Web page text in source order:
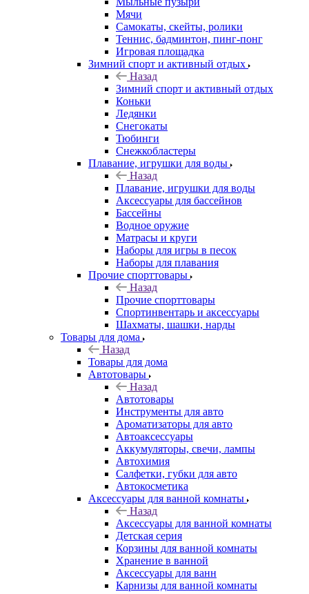
Мячи
Самокаты, скейты, ролики
Теннис, бадминтон, пинг-понг
Игровая площадка
Зимний спорт и активный отдых
Назад
Зимний спорт и активный отдых
Коньки
Ледянки
Снегокаты
Тюбинги
Снежкобластеры
Плавание, игрушки для воды
Назад
Плавание, игрушки для воды
Аксессуары для бассейнов
Бассейны
Водное оружие
Матрасы и круги
Наборы для игры в песок
Наборы для плавания
Прочие спорттовары
Назад
Прочие спорттовары
Спортинвентарь и аксессуары
Шахматы, шашки, нарды
Товары для дома
Назад
Товары для дома
Автотовары
Назад
Автотовары
Инструменты для авто
Ароматизаторы для авто
Автоаксессуары
Аккумуляторы, свечи, лампы
Автохимия
Салфетки, губки для авто
Автокосметика
Аксессуары для ванной комнаты
Назад
Аксессуары для ванной комнаты
Детская серия
Корзины для ванной комнаты
Хранение в ванной
Аксессуары для ванн
Карнизы для ванной комнаты